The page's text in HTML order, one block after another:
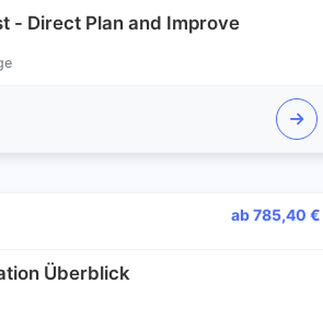
- Direct Plan and Improve
ab 785,40 €
Überblick